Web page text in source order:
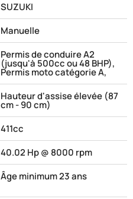
SUZUKI
Manuelle
Permis de conduire A2
(jusqu'à 500cc ou 48 BHP),
Permis moto catégorie A,
Hauteur d'assise élevée (87
cm - 90 cm)
411cc
40.02 Hp @ 8000 rpm
Âge minimum 23 ans